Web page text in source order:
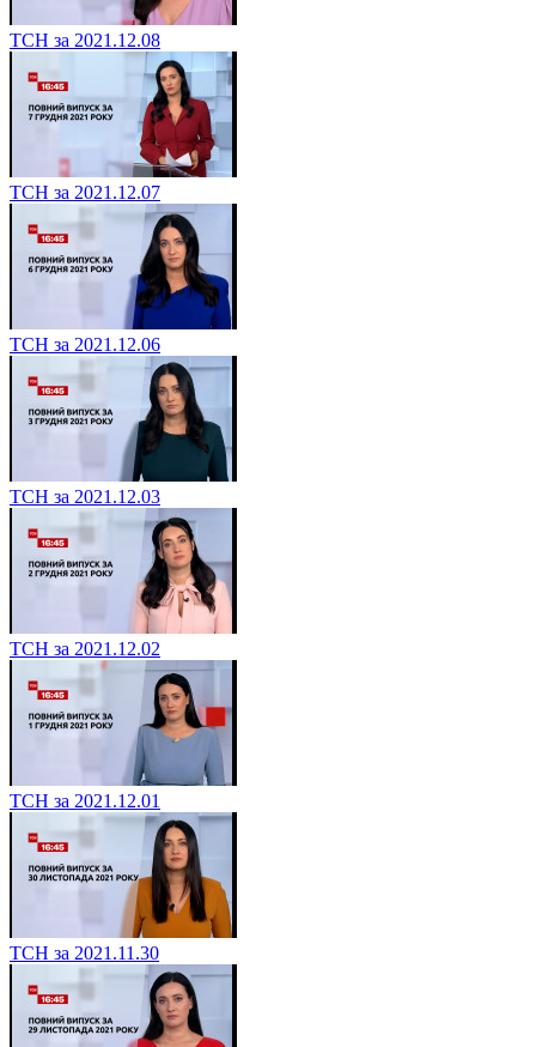
ТСН за 2021.12.08
ТСН за 2021.12.07
ТСН за 2021.12.06
ТСН за 2021.12.03
ТСН за 2021.12.02
ТСН за 2021.12.01
ТСН за 2021.11.30